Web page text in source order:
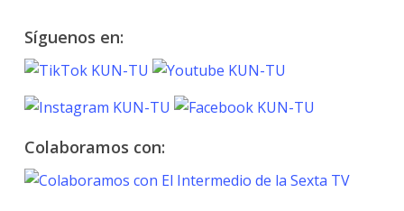
Síguenos en:
Colaboramos con: